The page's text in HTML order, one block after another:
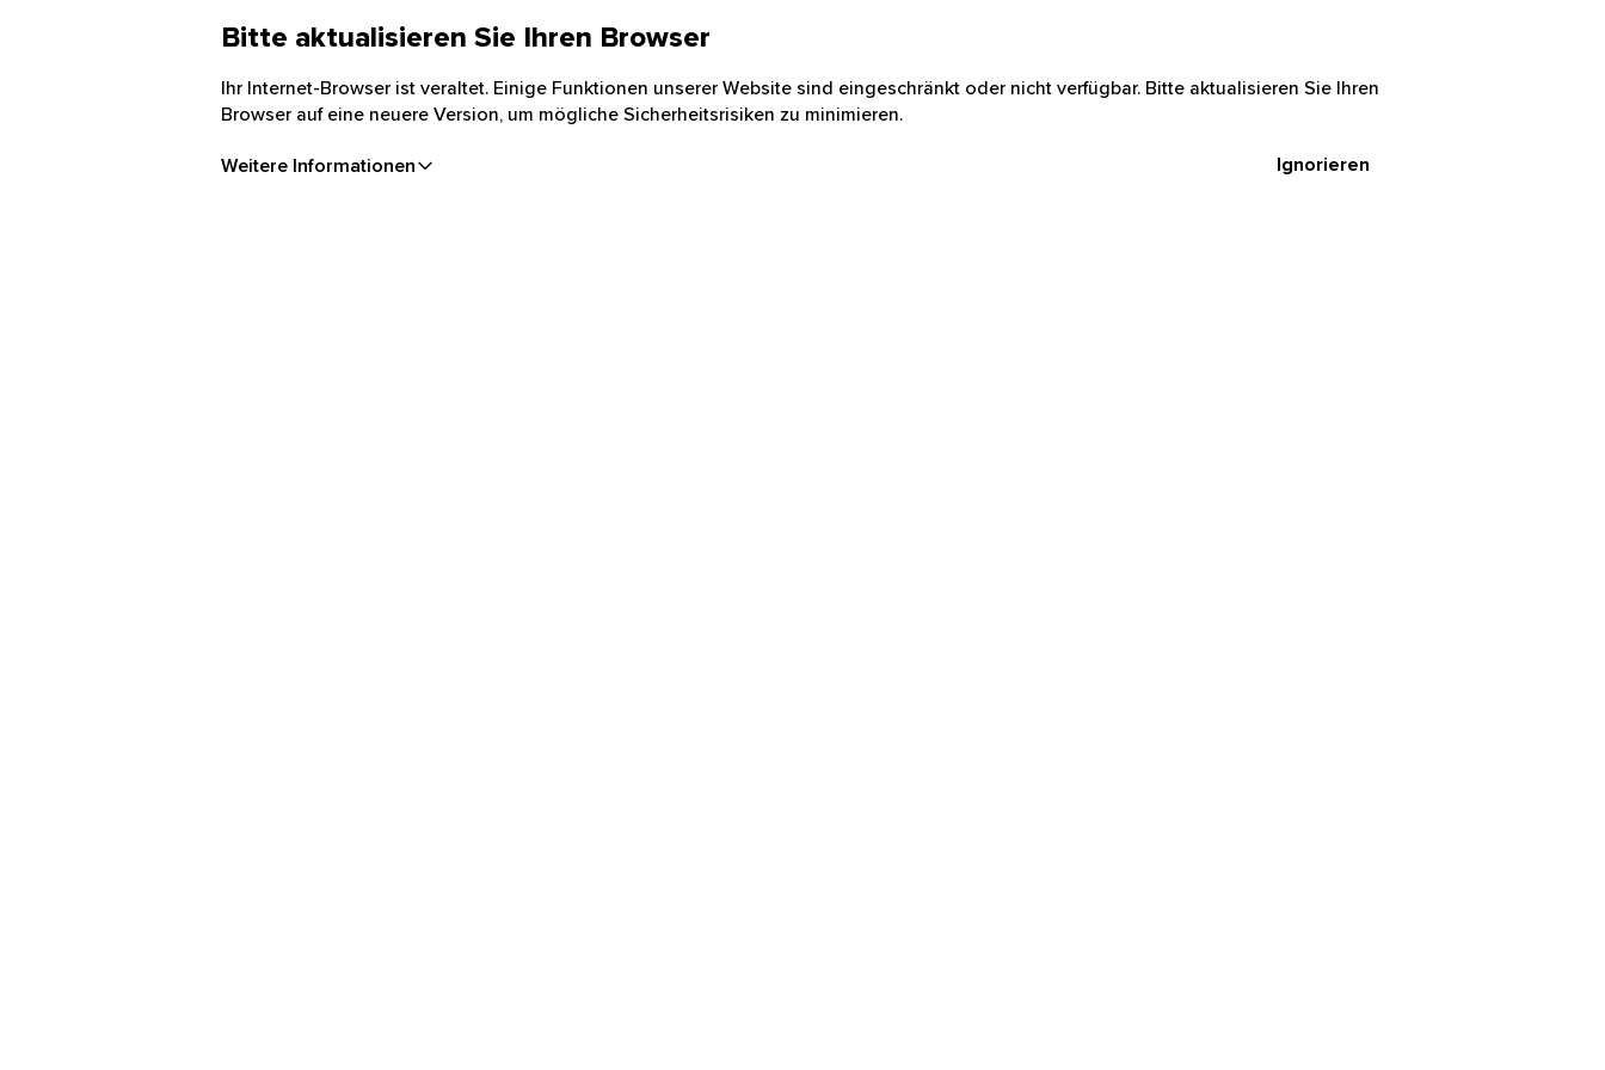
Bitte aktualisieren Sie Ihren Browser
Ihr Internet-Browser ist veraltet. Einige Funktionen unserer Website sind eingeschränkt oder nicht verfügbar. Bitte aktualisieren Sie Ihren
Browser auf eine neuere Version, um mögliche Sicherheitsrisiken zu minimieren.
Weitere Informationen Ignorieren